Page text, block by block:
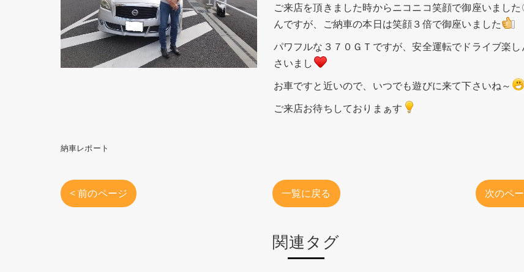
ご来店を頂きました時からニコニコ笑顔で御座いました
んですが、ご納車の本日は笑顔３倍で御座いました
パワフルな３７０ＧＴですが、安全運転でドライブ楽
さいまし
お車ですと近いので、いつでも遊びに来て下さいね～
ご来店お待ちしておりまぁす
納車レポート
< 前のページ 一覧に戻る 次のペ
関連タグ